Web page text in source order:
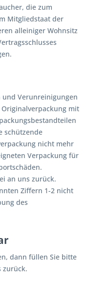
die zum
Mitgliedstaat der
alleiniger Wohnsitz
und Verunreinigungen
mit
schützende
nicht mehr
Verpackung für
an uns zurück.
Ziffern 1-2 nicht
des
dann füllen Sie bitte
zurück.